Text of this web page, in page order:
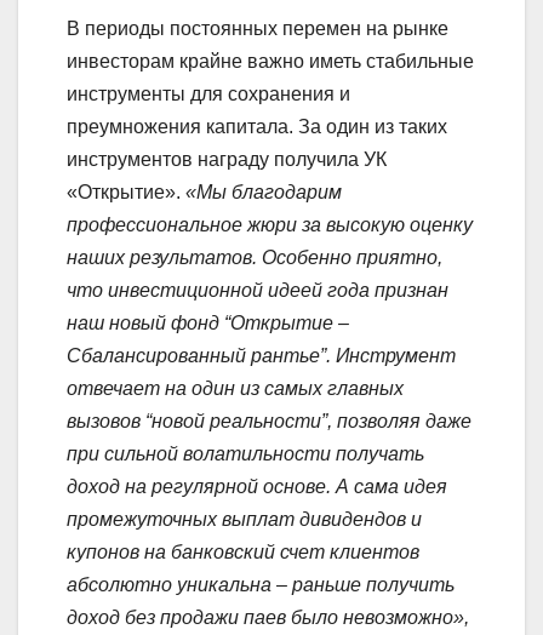
В периоды постоянных перемен на рынке
инвесторам крайне важно иметь стабильные
инструменты для сохранения и
преумножения капитала. За один из таких
инструментов награду получила УК
«Открытие». «Мы благодарим
профессиональное жюри за высокую оценку
наших результатов. Особенно приятно,
что инвестиционной идеей года признан
наш новый фонд “Открытие –
Сбалансированный рантье”. Инструмент
отвечает на один из самых главных
вызовов “новой реальности”, позволяя даже
при сильной волатильности получать
доход на регулярной основе. А сама идея
промежуточных выплат дивидендов и
купонов на банковский счет клиентов
абсолютно уникальна – раньше получить
доход без продажи паев было невозможно»,